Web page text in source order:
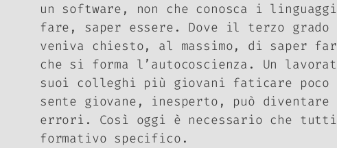
un software, non che conosca i
fare, saper essere. Dove il terzo
veniva chiesto, al massimo, di saper
che si forma l’autocoscienza. Un
suoi colleghi più giovani faticare poco
sente giovane, inesperto, può
errori. Così oggi è necessario che tutti
formativo specifico.